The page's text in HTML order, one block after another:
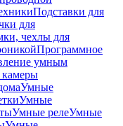
Подставки для
для
чехлы для
Программное
умным
Умные
Умные
Умные релеУмные